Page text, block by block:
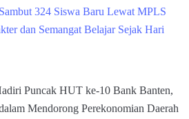
324 Siswa Baru Lewat MPLS
dan Semangat Belajar Sejak Hari